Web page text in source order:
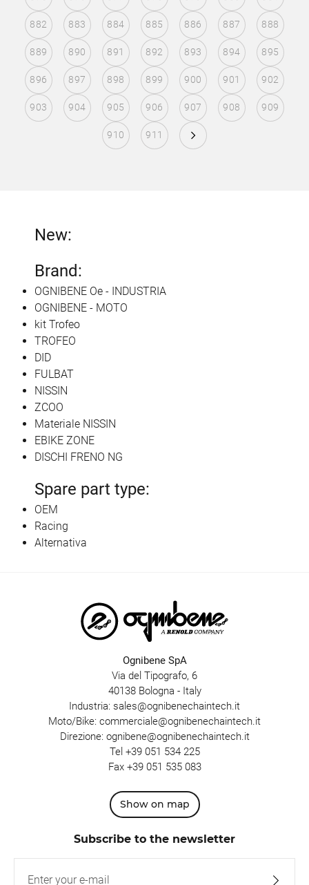
882 883 884 885 886 887 888
889 890 891 892 893 894 895
896 897 898 899 900 901 902
903 904 905 906 907 908 909
910 911
New:
Brand:
OGNIBENE Oe - INDUSTRIA
OGNIBENE - MOTO
kit Trofeo
TROFEO
DID
FULBAT
NISSIN
ZCOO
Materiale NISSIN
EBIKE ZONE
DISCHI FRENO NG
Spare part type:
OEM
Racing
Alternativa
Ognibene SpA
Via del Tipografo, 6
40138 Bologna - Italy
Industria: sales@ognibenechaintech.it
Moto/Bike: commerciale@ognibenechaintech.it
Direzione: ognibene@ognibenechaintech.it
Tel +39 051 534 225
Fax +39 051 535 083
Show on map
Subscribe to the newsletter